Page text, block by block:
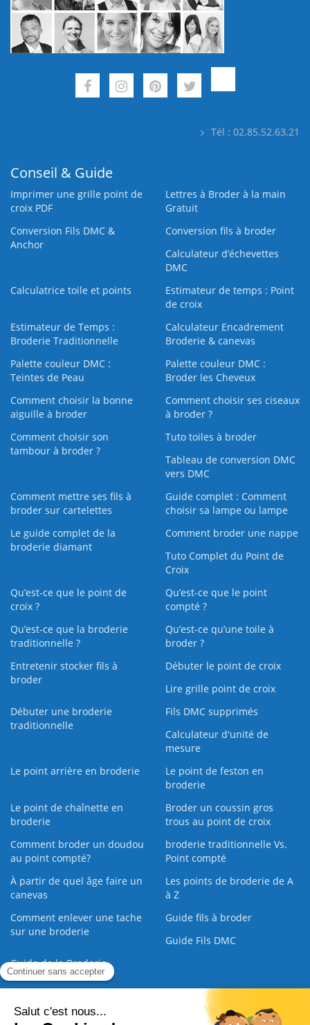
Tél : 02.85.52.63.21
Conseil & Guide
Imprimer une grille point de
croix PDF
Lettres à Broder à la main
Gratuit
Conversion Fils DMC &
Anchor
Conversion fils à broder
Calculateur d’échevettes
DMC
Calculatrice toile et points
Estimateur de temps : Point
de croix
Estimateur de Temps :
Broderie Traditionnelle
Calculateur Encadrement
Broderie & canevas
Palette couleur DMC :
Teintes de Peau
Palette couleur DMC :
Broder les Cheveux
Comment choisir la bonne
aiguille à broder
Comment choisir ses ciseaux
à broder ?
Comment choisir son
tambour à broder ?
Tuto toiles à broder
Tableau de conversion DMC
vers DMC
Comment mettre ses fils à
broder sur cartelettes
Guide complet : Comment
choisir sa lampe ou lampe
Le guide complet de la
broderie diamant
Comment broder une nappe
Tuto Complet du Point de
Croix
Qu’est-ce que le point de
croix ?
Qu’est-ce que le point
compté ?
Qu’est-ce que la broderie
traditionnelle ?
Qu’est‑ce qu’une toile à
broder ?
Entretenir stocker fils à
broder
Débuter le point de croix
Lire grille point de croix
Débuter une broderie
traditionnelle
Fils DMC supprimés
Calculateur d'unité de
mesure
Le point arrière en broderie
Le point de feston en
broderie
Le point de chaînette en
broderie
Broder un coussin gros
trous au point de croix
Comment broder un doudou
au point compté?
broderie traditionnelle Vs.
Point compté
À partir de quel âge faire un
canevas
Les points de broderie de A
à Z
Comment enlever une tache
sur une broderie
Guide fils à broder
Guide Fils DMC
Guide de la Broderie